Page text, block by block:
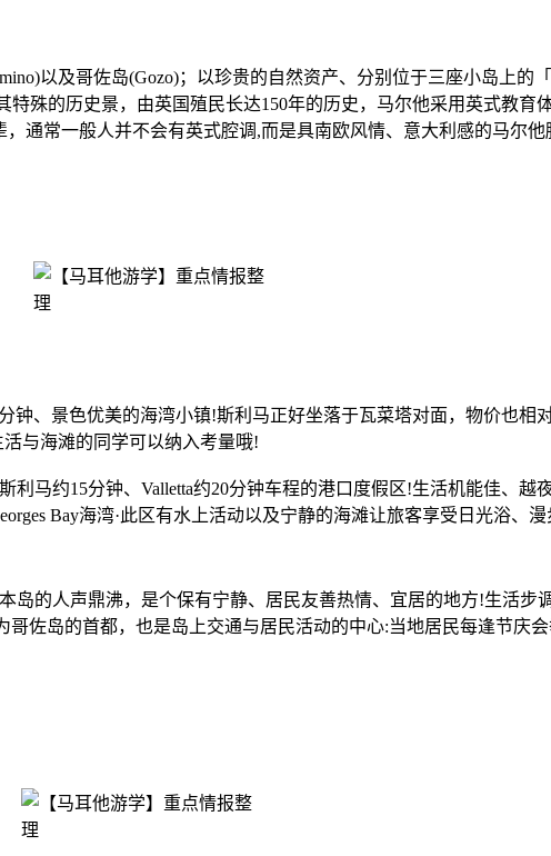
以及哥佐岛(Gozo)；以珍贵的自然资产、分别位于三座小岛上的
特殊的历史景，由英国殖民长达150年的历史，马尔他采用英式教育
通常一般人并不会有英式腔调,而是具南欧风情、意大利感的马尔
钟、景色优美的海湾小镇!斯利马正好坐落于瓦菜塔对面，物价也
与海滩的同学可以纳入考量哦!
利马约15分钟、Valletta约20分钟车程的港口度假区!生活机能佳、越
Bay海湾·此区有水上活动以及宁静的海滩让旅客享受日光浴
岛的人声鼎沸，是个保有宁静、居民友善热情、宜居的地方!生活
哥佐岛的首都，也是岛上交通与居民活动的中心:当地居民每逢节庆